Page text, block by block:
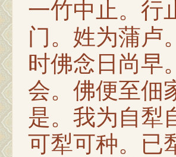
一竹中止。行
门。姓为蒲卢
时佛念日尚早
会。佛便至佃
是。我为自犁
可犁可种。已